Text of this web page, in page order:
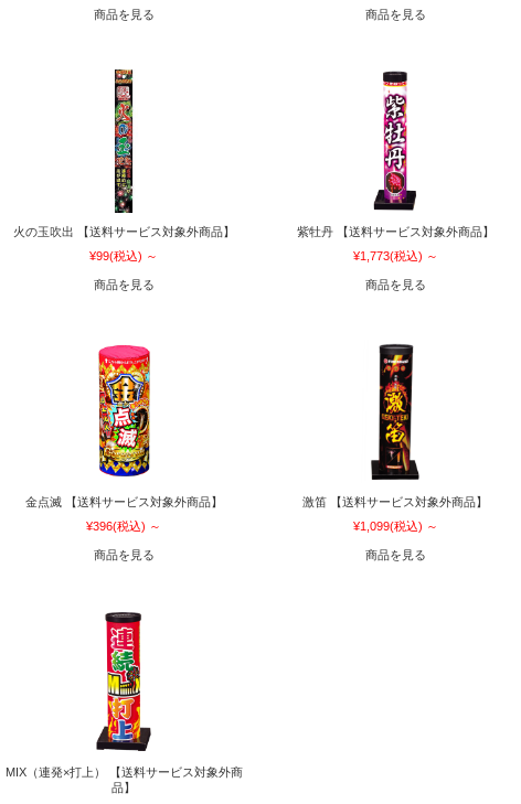
商品を見る 商品を見る
火の玉吹出 【送料サービス対象外商品】
¥99(税込) ～
商品を見る
紫牡丹 【送料サービス対象外商品】
¥1,773(税込) ～
商品を見る
金点滅 【送料サービス対象外商品】
¥396(税込) ～
商品を見る
激笛 【送料サービス対象外商品】
¥1,099(税込) ～
商品を見る
MIX（連発×打上） 【送料サービス対象外商
品】